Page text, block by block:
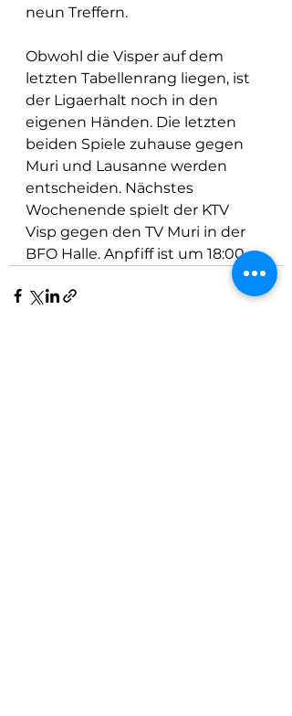
neun Treffern.
Obwohl die Visper auf dem
letzten Tabellenrang liegen, ist
der Ligaerhalt noch in den
eigenen Händen. Die letzten
beiden Spiele zuhause gegen
Muri und Lausanne werden
entscheiden. Nächstes
Wochenende spielt der KTV
Visp gegen den TV Muri in der
BFO Halle. Anpfiff ist um 18:00.